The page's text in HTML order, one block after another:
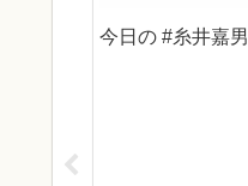
今日の #糸井嘉男